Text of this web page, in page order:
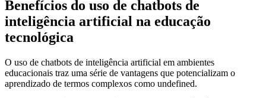
Benefícios do uso de chatbots de
inteligência artificial na educação
tecnológica
O uso de chatbots de inteligência artificial em ambientes
educacionais traz uma série de vantagens que potencializam o
aprendizado de termos complexos como undefined.